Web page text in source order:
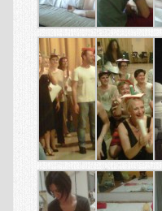
Yoga Corsi
Yoga Insegnante
Yoga Galleria
Stretching dei
Escursioni Guidate
INFO
Contatti